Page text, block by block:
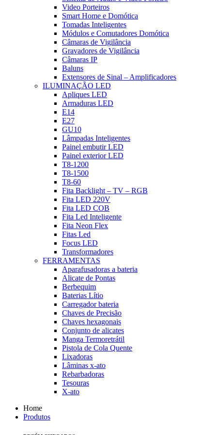
Video Porteiros
Smart Home e Domótica
Tomadas Inteligentes
Módulos e Comutadores Domótica
Câmaras de Vigilância
Gravadores de Vigilância
Câmaras IP
Baluns
Extensores de Sinal – Amplificadores
ILUMINAÇÃO LED
Apliques LED
Armaduras LED
E14
E27
GU10
Lâmpadas Inteligentes
Painel embutir LED
Painel exterior LED
T8-1200
T8-1500
T8-60
Fita Backlight – TV – RGB
Fita LED 220V
Fita LED COB
Fita Led Inteligente
Fita Neon Flex
Fitas Led
Focus LED
Transformadores
FERRAMENTAS
Aparafusadoras a bateria
Alicate de Pontas
Berbequim
Baterias Lítio
Carregador bateria
Chaves de Precisão
Chaves hexagonais
Conjunto de alicates
Manga Termoretrátil
Pistola de Cola Quente
Lixadoras
Lâminas x-ato
Rebarbadoras
Tesouras
X-ato
Home
Produtos